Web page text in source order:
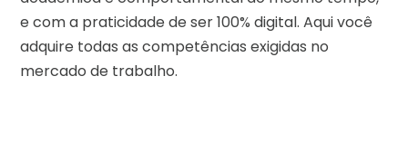
e com a praticidade de ser 100% digital. Aqui você
adquire todas as competências exigidas no
mercado de trabalho.